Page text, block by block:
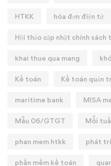
HTKK hóa đơn điện tử
Hội thảo cập nhật chính sách
khai thue qua mang
Kế toán Kế toán quản
maritime bank MISA
Mẫu 06/GTGT Mỗi
phan mem htkk phát
phần mềm kế toán